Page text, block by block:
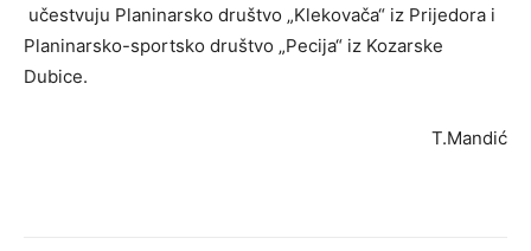
učestvuju Planinarsko društvo „Klekovača“ iz Prijedora i
Planinarsko-sportsko društvo „Pecija“ iz Kozarske
Dubice.
T.Mandić